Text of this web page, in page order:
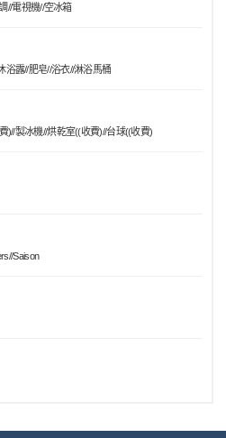
//電視機//空冰箱
浴露//肥皂//浴衣//淋浴馬桶
)//製冰機//烘乾室((收費)//台球((收費)
Saison